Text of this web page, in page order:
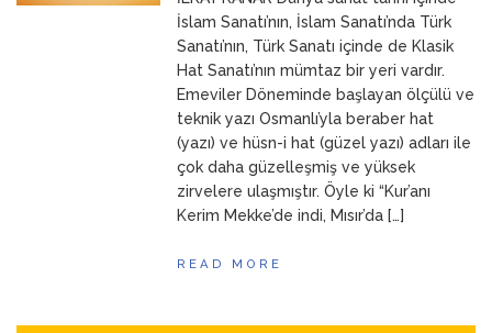
ANNEMİslam Sanatı’nın, İslam Sanatı’nda Türk
Sanatı’nın, Türk Sanatı içinde de Klasik
Hat Sanatı’nın mümtaz bir yeri vardır.
Emeviler Döneminde başlayan ölçülü ve
teknik yazı Osmanlı’yla beraber hat
(yazı) ve hüsn-i hat (güzel yazı) adları ile
çok daha güzelleşmiş ve yüksek
zirvelere ulaşmıştır. Öyle ki “Kur’anı
Kerim Mekke’de indi, Mısır’da […]
READ MORE